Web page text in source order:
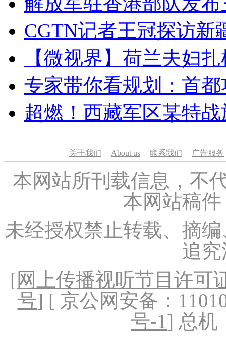
CGTN记者王冠探访新
【微视界】荷兰夫妇
专家带你看规划：首
超燃！西藏军区某特
关于我们 | About us | 联系我们 | 广告服务
本网站所刊载信息，不
本网站稿
未经授权禁止转载、摘
追
[网上传播视听节目许可
号] [ 京公网安备：
号-1] 总机